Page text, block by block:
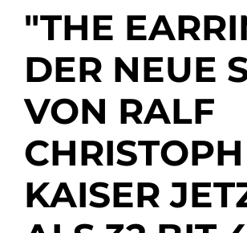
"THE
DER NEUE
VON RALF
CHRISTOPH
KAISER